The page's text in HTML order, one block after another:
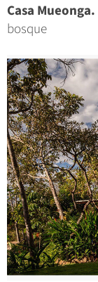
Casa Mueonga.
bosque